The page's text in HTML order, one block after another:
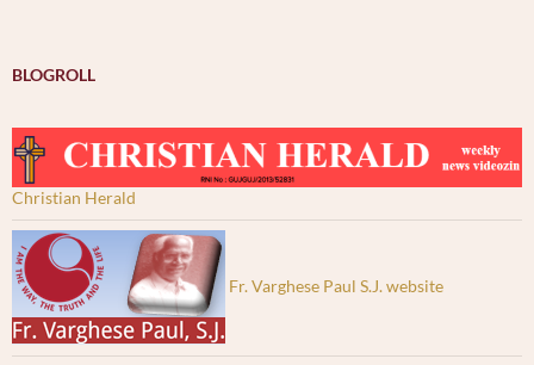
BLOGROLL
Christian Herald
Fr. Varghese Paul S.J. website